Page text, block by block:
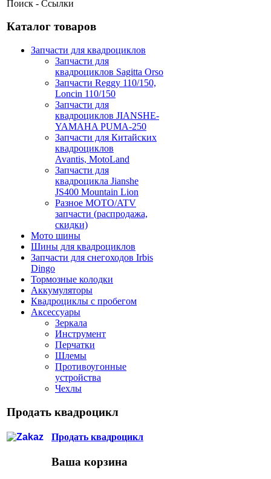
Поиск - Ссылки
Каталог товаров
Запчасти для квадроциклов
Запчасти для
квадроциклов Sagitta Orso
Запчасти Reggy 110/150,
Loncin 110/150
Запчасти для
квадроциклов JIANSHE-
YAMAHA PUMA-250
Запчасти для Китайских
квадроциклов
Avantis, MotoLand
Запчасти для
квадроцикла Jianshe
JS400 Mountain Lion
Разное МОТО/ATV
запчасти (распродажа,
скидки)
Мото шины
Шины для квадроциклов
Запчасти для снегоходов Irbis
Dingo
Тормозные колодки
Аккумуляторы
Квадроциклы с пробегом
Аксессуары
Зеркала
Инструмент
Перчатки
Шлемы
Противоугонные
устройства
Чехлы
Продать квадроцикл
Продать квадроцикл
Ваша корзина